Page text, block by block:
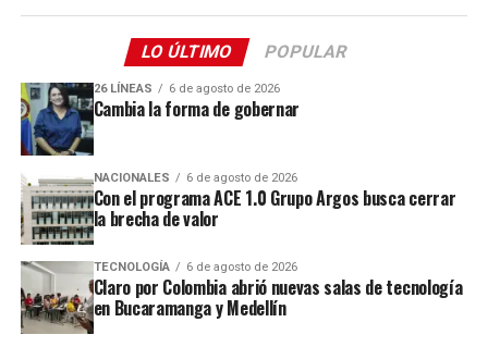
LO ÚLTIMO POPULAR
26 LÍNEAS 6 de agosto de 2026
Cambia la forma de gobernar
NACIONALES 6 de agosto de 2026
Con el programa ACE 1.0 Grupo Argos busca cerrar
la brecha de valor
TECNOLOGÍA 6 de agosto de 2026
Claro por Colombia abrió nuevas salas de tecnología
en Bucaramanga y Medellín